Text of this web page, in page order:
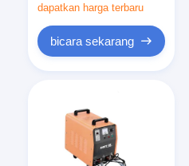
dapatkan harga terbaru
bicara sekarang